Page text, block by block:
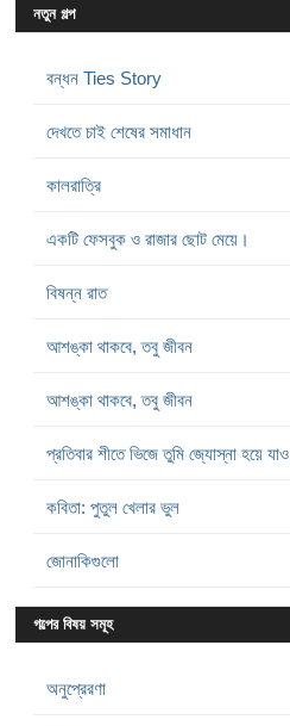
নতুন গল্প
বন্ধন Ties Story
দেখতে চাই শেষের সমাধান
কালরাত্রি
একটি ফেসবুক ও রাজার ছোট মেয়ে।
বিষন্ন রাত
আশঙ্কা থাকবে, তবু জীবন
আশঙ্কা থাকবে, তবু জীবন
প্রতিবার শীতে ভিজে তুমি জ্যোস্না হয়ে যাও
কবিতা: পুতুল খেলার ভুল
জোনাকিগুলো
গল্পের বিষয় সমূহ
অনুপ্রেরণা